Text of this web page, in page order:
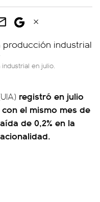
en julio.
registró en julio
el mismo mes de
de 0,2% en la